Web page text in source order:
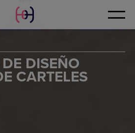
CONTACTO
DISEÑO
CARTELES